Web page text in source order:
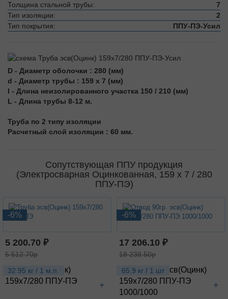
Толщина стальной трубы:
7
Тип изоляции:
2
Тип покрытия:
ППУ-ПЭ-Усил
D - Диаметр оболочки : 280 (мм)
d - Диаметр трубы : 159 х 7 (мм)
l - Длина неизолированного участка 150 / 210 (мм)
L - Длина трубы 8-12 м.
Труба по 2 типу изоляции
Расчетный слой изоляции : 60 мм.
Сопутствующая ППУ продукция
(Электросварная Оцинкованная, 159 х 7 / 280
ППУ-ПЭ)
-6%
32.95 кг / 1 м.п.
5 200.70 ₽
+
5 512.70р
Труба эсв(Оцинк)
159х7/280 ППУ-ПЭ
-6%
65.9 кг / 1 шт
17 206.10 ₽
+
18 238.50р
Отвод 90гр. эсв(Оцинк)
159х7/280 ППУ-ПЭ
1000/1000